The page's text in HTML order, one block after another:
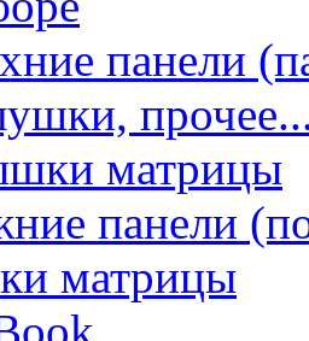
панели
матрицы
панели
матрицы